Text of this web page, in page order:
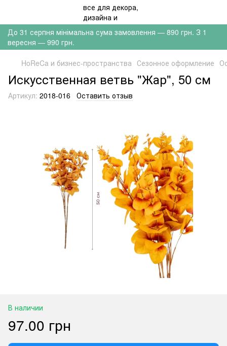
До 31 серпня мінімальна сума замовлення — 890 грн. З 1
вересня — 990 грн.
HoReCa и бизнес-пространства Сезонное оформление
Искусственная ветвь "Жар", 50 см
Артикул: 2018-016 Оставить отзыв
В наличии
97.00 грн